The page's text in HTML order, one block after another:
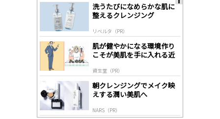
洗うたびになめらかな肌に
整えるクレンジング
リベルタ（PR）
肌が健やかになる環境作り
こそが美肌を手に入れる近
資生堂（PR）
朝クレンジングでメイク映
えする潤い美肌へ
NARS（PR）